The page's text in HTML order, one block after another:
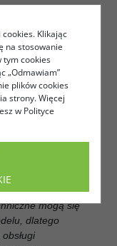
światła przednie i
jakości
solidność.
tej zabawki to 6
instrukcję
się, że
mogą się
dlatego
Klikając
na stosowanie
tym cookies
„Odmawiam”
plików cookies
strony. Więcej
w Polityce